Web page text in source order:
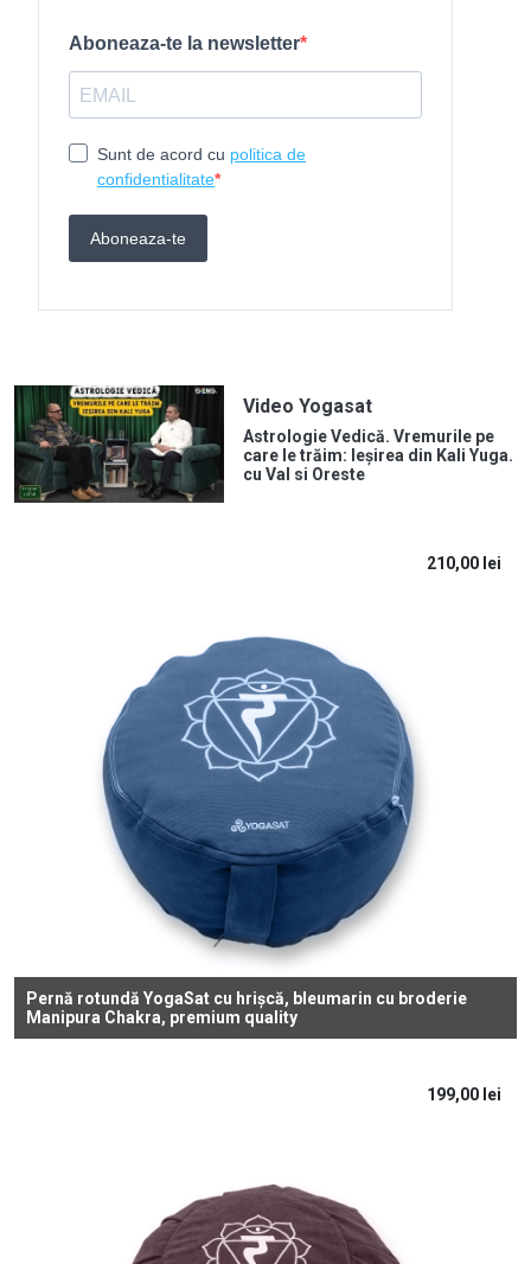
Video Yogasat
Astrologie Vedică. Vremurile pe
care le trăim: Ieșirea din Kali Yuga.
cu Val si Oreste
Pernă rotundă YogaSat cu hrișcă, bleumarin cu broderie
Manipura Chakra, premium quality
210,00 lei
199,00 lei